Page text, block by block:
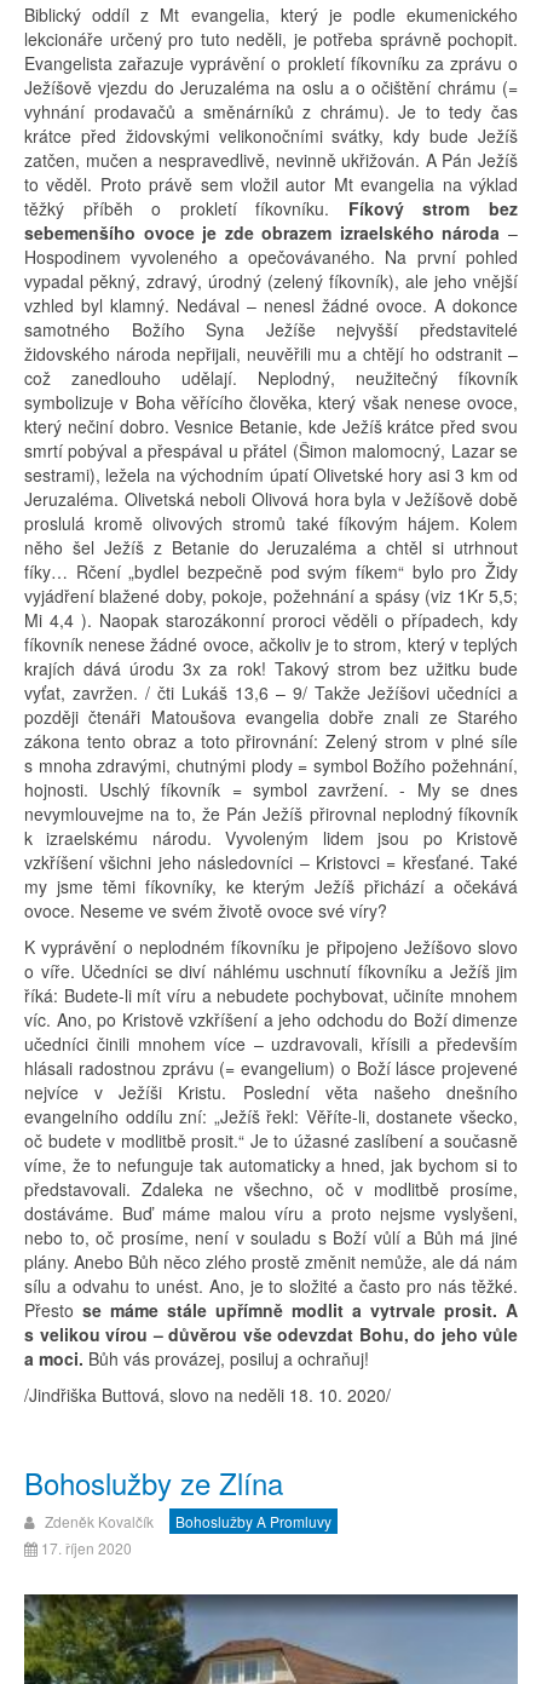
Biblický oddíl z Mt evangelia, který je podle ekumenického
lekcionáře určený pro tuto neděli, je potřeba správně pochopit.
Evangelista zařazuje vyprávění o prokletí fíkovníku za zprávu o
Ježíšově vjezdu do Jeruzaléma na oslu a o očištění chrámu (=
vyhnání prodavačů a směnárníků z chrámu). Je to tedy čas
krátce před židovskými velikonočními svátky, kdy bude Ježíš
zatčen, mučen a nespravedlivě, nevinně ukřižován. A Pán Ježíš
to věděl. Proto právě sem vložil autor Mt evangelia na výklad
těžký příběh o prokletí fíkovníku. Fíkový strom bez
sebemenšího ovoce je zde obrazem izraelského národa –
Hospodinem vyvoleného a opečovávaného. Na první pohled
vypadal pěkný, zdravý, úrodný (zelený fíkovník), ale jeho vnější
vzhled byl klamný. Nedával – nenesl žádné ovoce. A dokonce
samotného Božího Syna Ježíše nejvyšší představitelé
židovského národa nepřijali, neuvěřili mu a chtějí ho odstranit –
což zanedlouho udělají. Neplodný, neužitečný fíkovník
symbolizuje v Boha věřícího člověka, který však nenese ovoce,
který nečiní dobro. Vesnice Betanie, kde Ježíš krátce před svou
smrtí pobýval a přespával u přátel (Šimon malomocný, Lazar se
sestrami), ležela na východním úpatí Olivetské hory asi 3 km od
Jeruzaléma. Olivetská neboli Olivová hora byla v Ježíšově době
proslulá kromě olivových stromů také fíkovým hájem. Kolem
něho šel Ježíš z Betanie do Jeruzaléma a chtěl si utrhnout
fíky… Rčení „bydlel bezpečně pod svým fíkem“ bylo pro Židy
vyjádření blažené doby, pokoje, požehnání a spásy (viz 1Kr 5,5;
Mi 4,4 ). Naopak starozákonní proroci věděli o případech, kdy
fíkovník nenese žádné ovoce, ačkoliv je to strom, který v teplých
krajích dává úrodu 3x za rok! Takový strom bez užitku bude
vyťat, zavržen. / čti Lukáš 13,6 – 9/ Takže Ježíšovi učedníci a
později čtenáři Matoušova evangelia dobře znali ze Starého
zákona tento obraz a toto přirovnání: Zelený strom v plné síle
s mnoha zdravými, chutnými plody = symbol Božího požehnání,
hojnosti. Uschlý fíkovník = symbol zavržení. - My se dnes
nevymlouvejme na to, že Pán Ježíš přirovnal neplodný fíkovník
k izraelskému národu. Vyvoleným lidem jsou po Kristově
vzkříšení všichni jeho následovníci – Kristovci = křesťané. Také
my jsme těmi fíkovníky, ke kterým Ježíš přichází a očekává
ovoce. Neseme ve svém životě ovoce své víry?
K vyprávění o neplodném fíkovníku je připojeno Ježíšovo slovo
o víře. Učedníci se diví náhlému uschnutí fíkovníku a Ježíš jim
říká: Budete-li mít víru a nebudete pochybovat, učiníte mnohem
víc. Ano, po Kristově vzkříšení a jeho odchodu do Boží dimenze
učedníci činili mnohem více – uzdravovali, křísili a především
hlásali radostnou zprávu (= evangelium) o Boží lásce projevené
nejvíce v Ježíši Kristu. Poslední věta našeho dnešního
evangelního oddílu zní: „Ježíš řekl: Věříte-li, dostanete všecko,
oč budete v modlitbě prosit.“ Je to úžasné zaslíbení a současně
víme, že to nefunguje tak automaticky a hned, jak bychom si to
představovali. Zdaleka ne všechno, oč v modlitbě prosíme,
dostáváme. Buď máme malou víru a proto nejsme vyslyšeni,
nebo to, oč prosíme, není v souladu s Boží vůlí a Bůh má jiné
plány. Anebo Bůh něco zlého prostě změnit nemůže, ale dá nám
sílu a odvahu to unést. Ano, je to složité a často pro nás těžké.
Přesto se máme stále upřímně modlit a vytrvale prosit. A
s velikou vírou – důvěrou vše odevzdat Bohu, do jeho vůle
a moci. Bůh vás provázej, posiluj a ochraňuj!
/Jindřiška Buttová, slovo na neděli 18. 10. 2020/
Bohoslužby ze Zlína
Zdeněk Kovalčík
Bohoslužby A Promluvy
17. říjen 2020